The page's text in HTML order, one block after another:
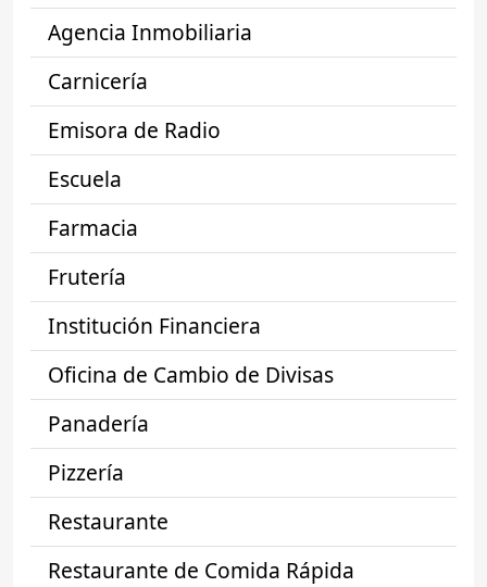
Agencia Inmobiliaria
Carnicería
Emisora de Radio
Escuela
Farmacia
Frutería
Institución Financiera
Oficina de Cambio de Divisas
Panadería
Pizzería
Restaurante
Restaurante de Comida Rápida